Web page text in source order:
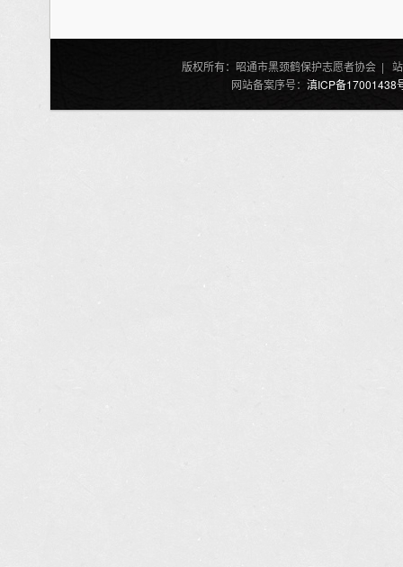
版权所有：昭通市黑颈鹤保护志愿者协会 |
网站备案序号： 滇ICP备17001438